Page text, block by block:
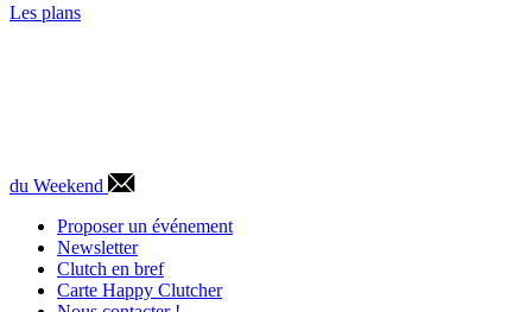
Les plans
du Weekend
Proposer un événement
Newsletter
Clutch en bref
Carte Happy Clutcher